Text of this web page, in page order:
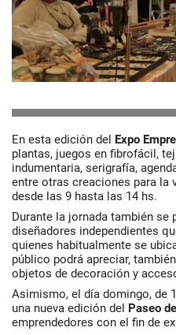
En esta edición del Expo
plantas, juegos en fibrofácil,
indumentaria, serigrafía,
entre otras creaciones para la
desde las 9 hasta las 14 hs.
Durante la jornada también se
diseñadores independientes
quienes habitualmente se
público podrá apreciar,
objetos de decoración y
Asimismo, el día domingo, de
una nueva edición del Paseo
emprendedores con el fin de